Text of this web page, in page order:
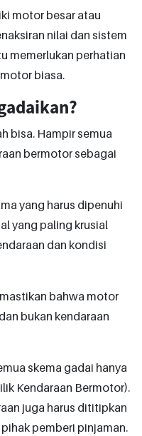
motor besar atau
nilai dan sistem
memerlukan perhatian
biasa.
bisa. Hampir semua
bermotor sebagai
yang harus dipenuhi
yang paling krusial
dan kondisi
bahwa motor
bukan kendaraan
skema gadai hanya
Kendaraan Bermotor).
juga harus dititipkan
pemberi pinjaman.